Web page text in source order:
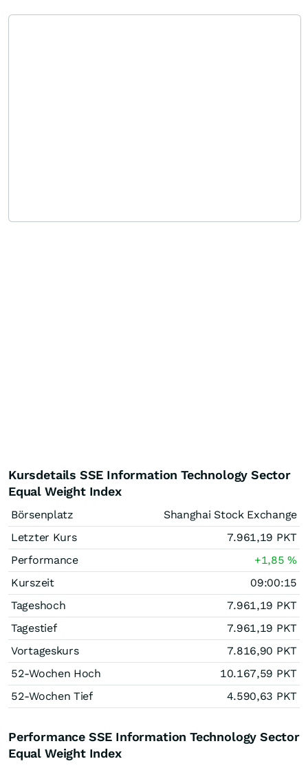
Kursdetails SSE Information Technology Sector
Equal Weight Index
Börsenplatz
Shanghai Stock Exchange
Letzter Kurs
7.961,19 PKT
Performance
+1,85%
Kurszeit
09:00:15
Tageshoch
7.961,19 PKT
Tagestief
7.961,19 PKT
Vortageskurs
7.816,90 PKT
52-Wochen Hoch
10.167,59 PKT
52-Wochen Tief
4.590,63 PKT
Performance SSE Information Technology Sector
Equal Weight Index